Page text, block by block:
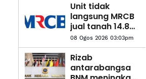
Unit tidak
langsung MRCB
jual tanah 14.83
hektar di
Cyberjaya pada
RM419.05 juta
08 Ogos 2026 03:03pm
Rizab
antarabangsa